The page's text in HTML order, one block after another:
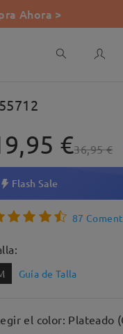
Ahora >
€36,95 €
Flash Sale
87
Guía de Talla
el color: Plateado